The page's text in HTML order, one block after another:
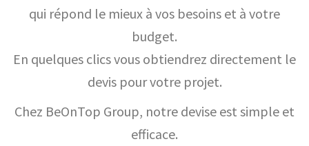
qui répond le mieux à vos besoins et à votre
budget.
En quelques clics vous obtiendrez directement le
devis pour votre projet.
Chez BeOnTop Group, notre devise est simple et
efficace.